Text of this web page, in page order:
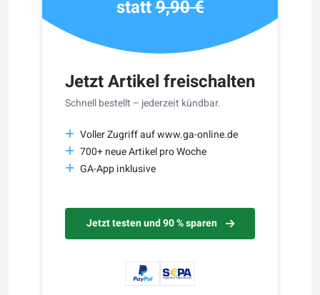
Jetzt Artikel freischalten
Schnell bestellt – jederzeit kündbar.
Voller Zugriff auf www.ga-online.de
700+ neue Artikel pro Woche
GA-App inklusive
Jetzt testen und 90 % sparen
statt9,90 €